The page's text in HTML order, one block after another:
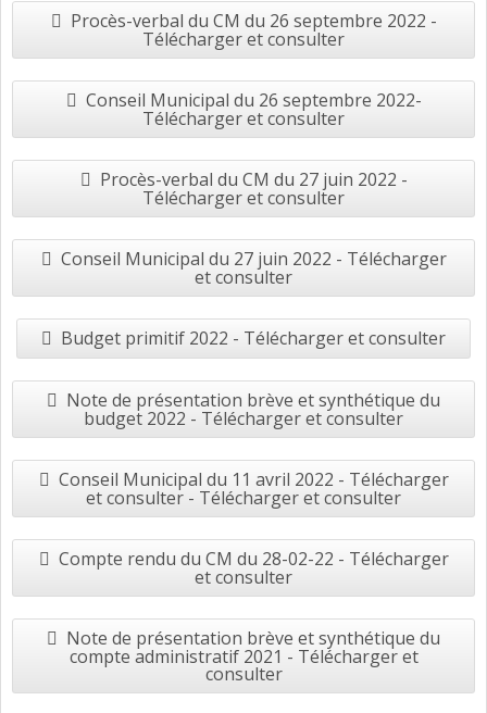
Procès-verbal du CM du 26 septembre 2022 -
Télécharger et consulter
Conseil Municipal du 26 septembre 2022-
Télécharger et consulter
Procès-verbal du CM du 27 juin 2022 -
Télécharger et consulter
Conseil Municipal du 27 juin 2022 - Télécharger
et consulter
Budget primitif 2022 - Télécharger et consulter
Note de présentation brève et synthétique du
budget 2022 - Télécharger et consulter
Conseil Municipal du 11 avril 2022 - Télécharger
et consulter - Télécharger et consulter
Compte rendu du CM du 28-02-22 - Télécharger
et consulter
Note de présentation brève et synthétique du
compte administratif 2021 - Télécharger et
consulter